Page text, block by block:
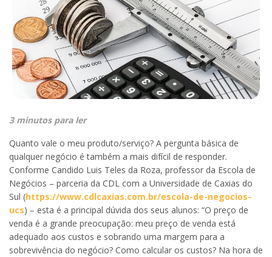
3 minutos para ler
Quanto vale o meu produto/serviço? A pergunta básica de
qualquer negócio é também a mais difícil de responder.
Conforme Candido Luis Teles da Roza, professor da Escola de
Negócios – parceria da CDL com a Universidade de Caxias do
Sul (https://www.cdlcaxias.com.br/escola-de-negocios-
ucs) – esta é a principal dúvida dos seus alunos: “O preço de
venda é a grande preocupação: meu preço de venda está
adequado aos custos e sobrando uma margem para a
sobrevivência do negócio? Como calcular os custos? Na hora de